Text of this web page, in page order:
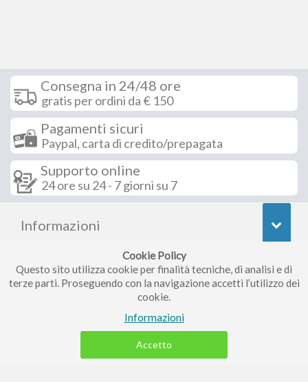
Cookie Policy
Questo sito utilizza cookie per finalità tecniche, di analisi e di
terze parti. Proseguendo con la navigazione accetti l’utilizzo dei
cookie.
Informazioni
Accetto
Consegna in 24/48 ore
gratis per ordini da € 150
Pagamenti sicuri
Paypal, carta di credito/prepagata
Supporto online
24 ore su 24 - 7 giorni su 7
Informazioni
Seguici su
Iscriviti alla nostra newsletter
Piccolo Mondo di Ferri Roberta - Via Carlo Pisacane 9/11 57025